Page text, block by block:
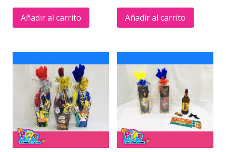
Añadir al carrito Añadir al carrito